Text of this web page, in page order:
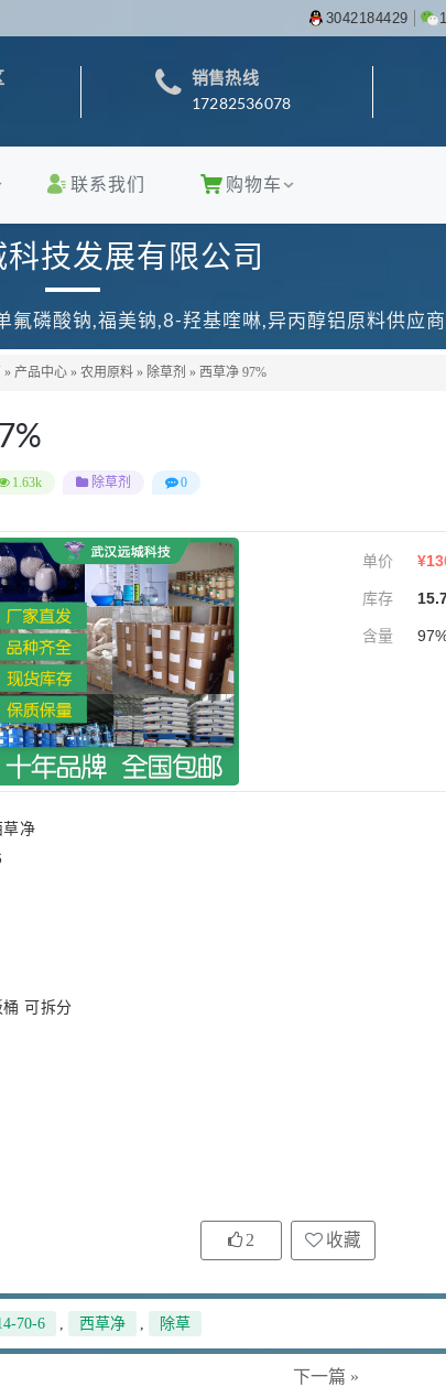
3042184429
销售热线
17282536078
联系我们 购物车
技发展有限公司
氟磷酸钠,福美钠,8-羟基喹啉,异丙醇铝原料供应商
» 产品中心 » 农用原料 » 除草剂 » 西草净 97%
1.63k 除草剂 0
单价 ¥
库存
含量
草净
可拆分
2 收藏
70-6 , 西草净 , 除草
下一篇 »
05-25 饲料添加剂原料
乙酸橙花酯 99%